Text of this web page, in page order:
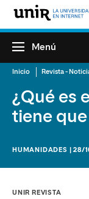
Menú
Inicio Revista -
¿Qué es
tiene que
HUMANIDADES | 28/
UNIR REVISTA